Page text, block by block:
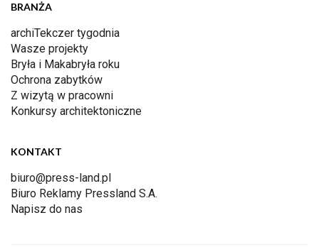
BRANŻA
archiTekczer tygodnia
Wasze projekty
Bryła i Makabryła roku
Ochrona zabytków
Z wizytą w pracowni
Konkursy architektoniczne
KONTAKT
biuro@press-land.pl
Biuro Reklamy Pressland S.A.
Napisz do nas